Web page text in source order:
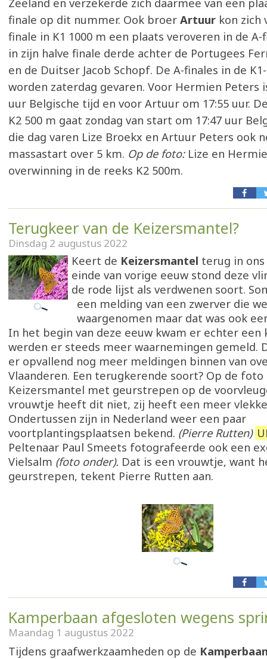
Zeeland en verzekerde zich daarmee van een
finale op dit nummer. Ook broer Artuur kon zich
finale in K1 1000 m een plaats veroveren in de
in zijn halve finale derde achter de Portugees
en de Duitser Jacob Schopf. De A-finales in de
worden zaterdag gevaren. Voor Hermien Peters
uur Belgische tijd en voor Artuur om 17:55 uur.
K2 500 m gaat zondag van start om 17:47 uur
die dag varen Lize Broekx en Artuur Peters ook
massastart over 5 km. Op de foto: Lize en
overwinning in de reeks K2 500m.
Terugkeer van de Keizersmantel?
Dinsdag 2 augustus 2022
Keert de Keizersmantel terug in
einde van vorige eeuw stond deze
de rode lijst als verdwenen soort.
een melding van een zwerver die
waargenomen maar dat was ook
In het begin van deze eeuw kwam er echter een
werden er steeds meer waarnemingen gemeld.
er opvallend nog meer meldingen binnen van
Vlaanderen. Een terugkerende soort? Op de
Keizersmantel met geurstrepen op de
vrouwtje heeft dit niet, zij heeft een meer
Ondertussen zijn in Nederland weer een paar
voortplantingsplaatsen bekend. (Pierre Rutten)
Peltenaar Paul Smeets fotografeerde ook een
Vielsalm (foto onder). Dat is een vrouwtje, want
geurstrepen, tekent Pierre Rutten aan.
Kamperbaan afgesloten wegens
Maandag 1 augustus 2022
Tijdens graafwerkzaamheden op de